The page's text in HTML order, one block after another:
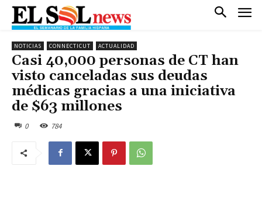
NOTICIAS CONNECTICUT ACTUALIDAD
Casi 40,000 personas de CT han
visto canceladas sus deudas
médicas gracias a una iniciativa
de $63 millones
0 784